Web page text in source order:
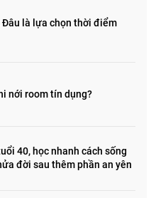
Đâu là lựa chọn thời điểm
nới room tín dụng?
40, học nhanh cách sống
đời sau thêm phần an yên